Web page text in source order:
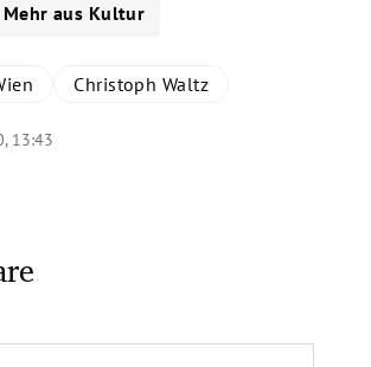
Mehr aus Kultur
Christoph Waltz
13:43